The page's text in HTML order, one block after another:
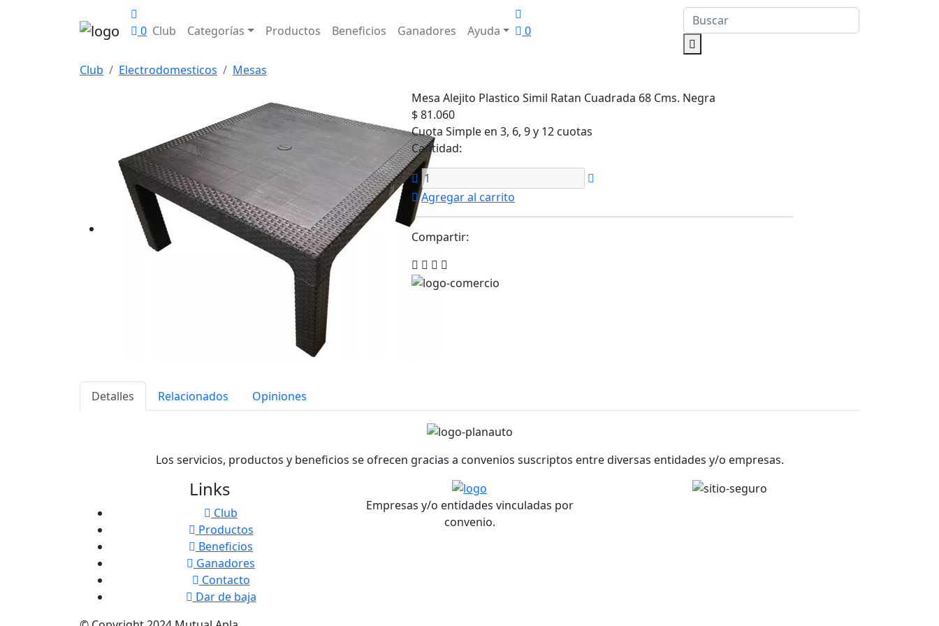
0 Club Categorías Productos Beneficios Ganadores Ayuda 0
Club Electrodomesticos
Mesas
Mesa Alejito Plastico Simil Ratan Cuadrada 68 Cms. Negra
$ 81.060
Cuota Simple en 3, 6, 9 y 12 cuotas
Cantidad:
Agregar al carrito
Compartir:
Detalles Relacionados Opiniones
Los servicios, productos y beneficios se ofrecen gracias a convenios suscriptos entre diversas entidades y/o empresas.
Links
Club
Productos
Beneficios
Ganadores
Contacto
Dar de baja
Empresas y/o entidades vinculadas por
convenio.